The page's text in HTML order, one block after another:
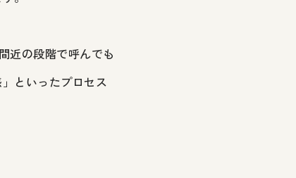
近の段階で呼んでも
といったプロセス